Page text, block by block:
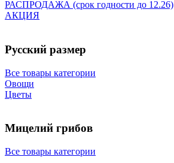
РАСПРОДАЖА (срок годности до 12.26)
АКЦИЯ
Русский размер
Все товары категории
Овощи
Цветы
Мицелий грибов
Все товары категории